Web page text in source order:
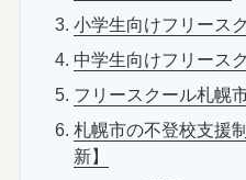
小学生向けフリース
中学生向けフリース
フリースクール札幌
札幌市の不登校支援
新】